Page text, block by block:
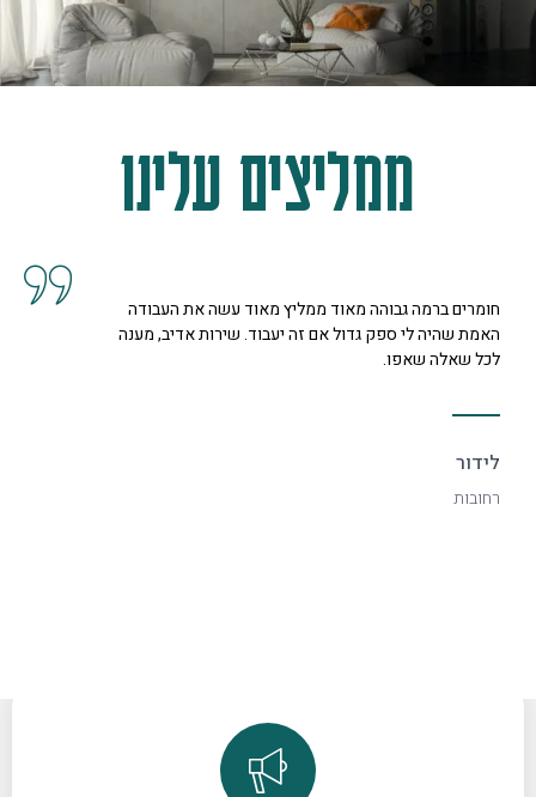
ממליצים עלינו
חומרים ברמה גבוהה מאוד ממליץ מאוד עשה את העבודה
האמת שהיה לי ספק גדול אם זה יעבוד. שירות אדיב, מענה
לכל שאלה שאפו.
לידור
רחובות